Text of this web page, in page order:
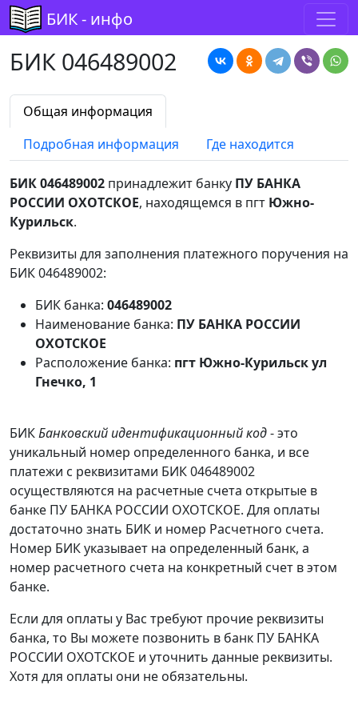
БИК - инфо
БИК 046489002
Общая информация
Подробная информация
Где находится
БИК 046489002 принадлежит банку ПУ БАНКА
РОССИИ ОХОТСКОЕ, находящемся в пгт Южно-
Курильск.
Реквизиты для заполнения платежного поручения на
БИК 046489002:
БИК банка: 046489002
Наименование банка: ПУ БАНКА РОССИИ
ОХОТСКОЕ
Расположение банка: пгт Южно-Курильск ул
Гнечко, 1
БИКБанковский идентификационный код- это
уникальный номер определенного банка, и все
платежи с реквизитами БИК 046489002
осуществляются на расчетные счета открытые в
банке ПУ БАНКА РОССИИ ОХОТСКОЕ. Для оплаты
достаточно знать БИК и номер Расчетного счета.
Номер БИК указывает на определенный банк, а
номер расчетного счета на конкретный счет в этом
банке.
Если для оплаты у Вас требуют прочие реквизиты
банка, то Вы можете позвонить в банк ПУ БАНКА
РОССИИ ОХОТСКОЕ и уточнить данные реквизиты.
Хотя для оплаты они не обязательны.